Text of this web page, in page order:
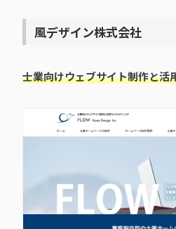
風デザイン株式会社
士業向けウェブサイト制作と活